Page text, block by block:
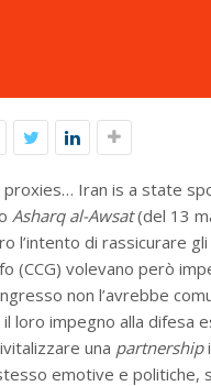
Iran is a state
Asharq al-Awsat(del 13
l’intento di rassicurare
(CCG) volevano però
non l’avrebbe
loro impegno alla difesa
una partnership
emotive e politiche,